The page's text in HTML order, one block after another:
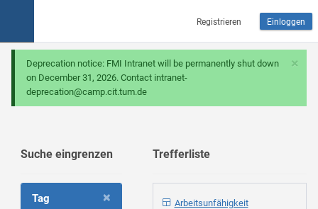
Registrieren Einloggen
×
Deprecation notice: FMI Intranet will be permanently shut down
on December 31, 2026. Contact intranet-
deprecation@camp.cit.tum.de
Suche eingrenzen
×
Tag
Trefferliste
Arbeitsunfähigkeit